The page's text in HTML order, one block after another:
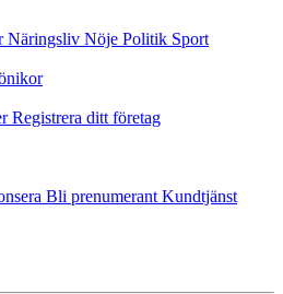
Näringsliv Nöje Politik Sport
Registrera ditt företag
Bli prenumerant Kundtjänst